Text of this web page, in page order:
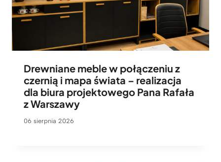
Drewniane meble w połączeniu z
czernią i mapa świata – realizacja
dla biura projektowego Pana Rafała
z Warszawy
06 sierpnia 2026